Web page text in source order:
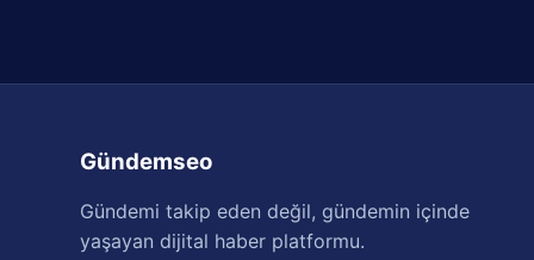
Gündemseo
Gündemi takip eden değil, gündemin içinde
yaşayan dijital haber platformu.